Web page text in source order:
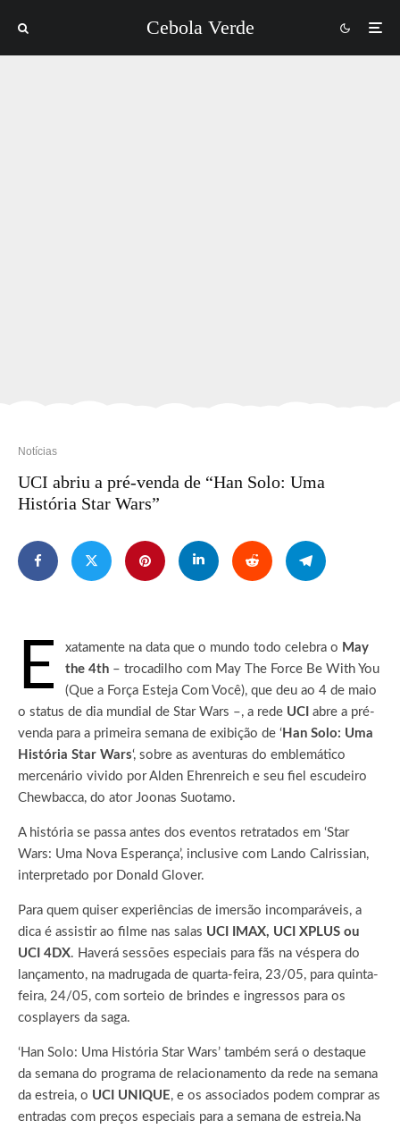
Cebola Verde
Notícias
UCI abriu a pré-venda de “Han Solo: Uma
História Star Wars”
E xatamente na data que o mundo todo celebra o May
the 4th – trocadilho com May The Force Be With You
(Que a Força Esteja Com Você), que deu ao 4 de maio
o status de dia mundial de Star Wars –, a rede UCI abre a pré-
venda para a primeira semana de exibição de ‘ Han Solo: Uma
História Star Wars‘, sobre as aventuras do emblemático
mercenário vivido por Alden Ehrenreich e seu fiel escudeiro
Chewbacca, do ator Joonas Suotamo.
A história se passa antes dos eventos retratados em ‘Star
Wars: Uma Nova Esperança’, inclusive com Lando Calrissian,
interpretado por Donald Glover.
Para quem quiser experiências de imersão incomparáveis, a
dica é assistir ao filme nas salas UCI IMAX, UCI XPLUS ou
UCI 4DX. Haverá sessões especiais para fãs na véspera do
lançamento, na madrugada de quarta-feira, 23/05, para quinta-
feira, 24/05, com sorteio de brindes e ingressos para os
cosplayers da saga.
‘Han Solo: Uma História Star Wars’ também será o destaque
da semana do programa de relacionamento da rede na semana
da estreia, o UCI UNIQUE, e os associados podem comprar as
entradas com preços especiais para a semana de estreia.Na